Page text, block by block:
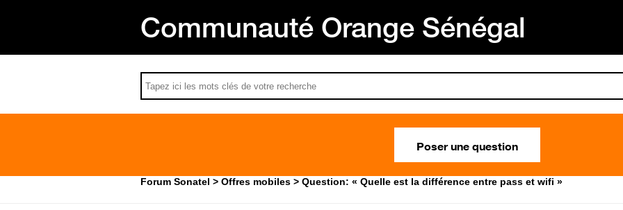
Communauté Orange Sénégal
Poser une question
Forum Sonatel Offres mobiles Question: « Quelle est la différence entre pass et wifi »